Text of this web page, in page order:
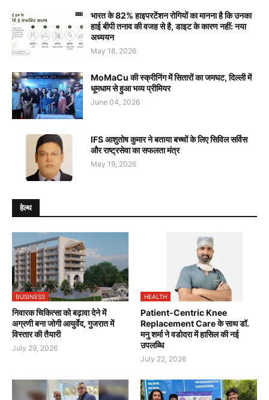
भारत के 82% हाइपरटेंशन रोगियों का मानना है कि उनका
हाई बीपी तनाव की वजह से है, डाइट के कारण नहीं: नया
अध्ययन
May 18, 2026
MoMaCu की स्क्रीनिंग में सितारों का जमघट, दिल्ली में
धूमधाम से हुआ भव्य प्रीमियर
June 04, 2026
IFS आशुतोष कुमार ने बताया बच्चों के लिए सिविल सर्विस
और राष्ट्रसेवा का सफलता मंत्र
May 19, 2026
हेल्थ
BUSINESS
निवारक चिकित्सा को बढ़ावा देने में
अग्रणी बना जोगी आयुर्वेद, गुजरात में
विस्तार की तैयारी
July 29, 2026
HEALTH
Patient-Centric Knee
Replacement Care के साथ डॉ.
मनु शर्मा ने वडोदरा में हासिल की नई
उपलब्धि
July 22, 2026